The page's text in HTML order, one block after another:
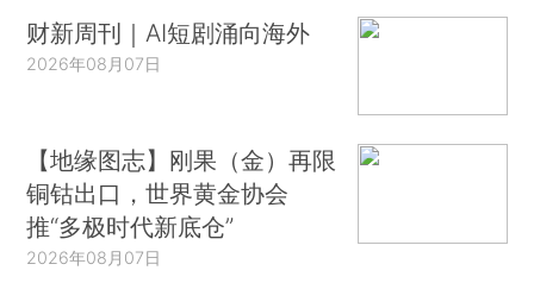
财新周刊｜AI短剧涌向海外
2026年08月07日
【地缘图志】刚果（金）再限
铜钴出口，世界黄金协会
推“多极时代新底仓”
2026年08月07日